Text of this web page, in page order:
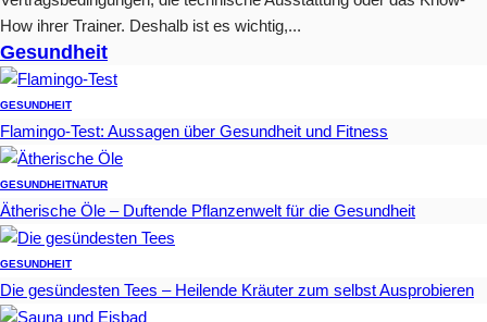
How ihrer Trainer. Deshalb ist es wichtig,...
Gesundheit
GESUNDHEIT
Flamingo-Test: Aussagen über Gesundheit und Fitness
GESUNDHEITNATUR
Ätherische Öle – Duftende Pflanzenwelt für die Gesundheit
GESUNDHEIT
Die gesündesten Tees – Heilende Kräuter zum selbst Ausprobieren